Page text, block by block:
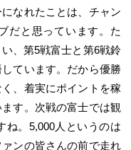
なれたことは、チャン
だと思っています。た
、第5戦富士と第6戦鈴
ています。だから優勝
、着実にポイントを稼
す。次戦の富士では観
ね。5,000人というのは
ンの皆さんの前で走れ